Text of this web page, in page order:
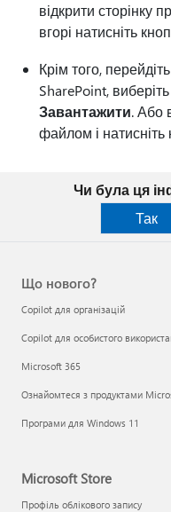
відкрити сторінку
вгорі натисніть
Крім того,
SharePoint,
Завантажити. Або
файлом і натисніть
Чи була ця
Так
Що нового?
Copilot для організацій
Copilot для особистого
Microsoft 365
Ознайомтеся з продуктами
Програми для Windows 11
Microsoft Store
Профіль облікового запису